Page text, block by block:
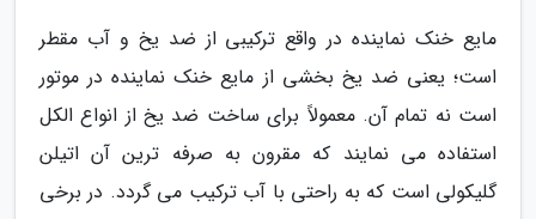
مایع خنک نماینده در واقع ترکیبی از ضد یخ و آب مقطر
است؛ یعنی ضد یخ بخشی از مایع خنک نماینده در موتور
است نه تمام آن. معمولاً برای ساخت ضد یخ از انواع الکل
استفاده می نمایند که مقرون به صرفه ترین آن اتیلن
گلیکولی است که به راحتی با آب ترکیب می گردد. در برخی